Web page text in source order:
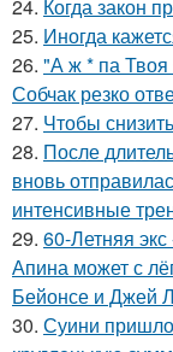
24. Когда закон
25. Иногда
26. "А ж * па Твоя
Собчак резко
27. Чтобы
28. После
вновь
интенсивные
29. 60-Летняя
Апина может с
Бейонсе и Джей
30. Суини